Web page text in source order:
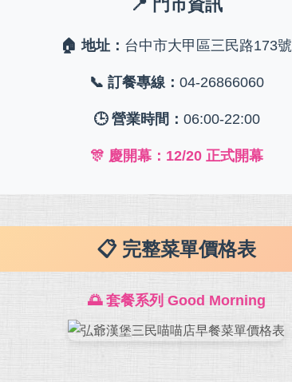
📍 門市資訊
🏠 地址： 台中市大甲區三民路173號
📞 訂餐專線： 04-26866060
🕒 營業時間： 06:00-22:00
🎊 慶開幕： 12/20 正式開幕
📋 完整菜單價格表
🌅 套餐系列 Good Morning